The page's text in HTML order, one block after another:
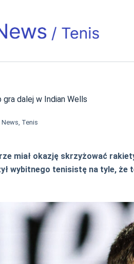
dalej w Indian Wells
News Tenis
miał okazję skrzyżować
wybitnego tenisistę na tyle,